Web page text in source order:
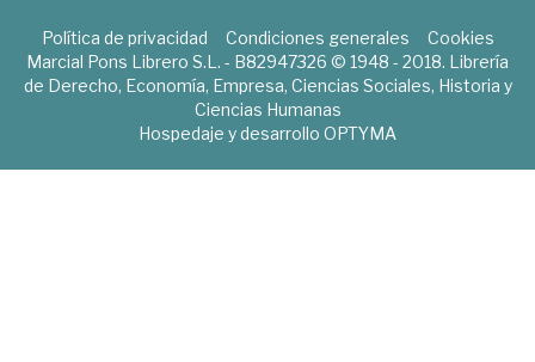
Política de privacidad Condiciones generales
Cookies
Marcial Pons Librero S.L. - B82947326 © 1948 - 2018. Librería
de Derecho, Economía, Empresa, Ciencias Sociales, Historia y
Ciencias Humanas
Hospedaje y desarrollo OPTYMA